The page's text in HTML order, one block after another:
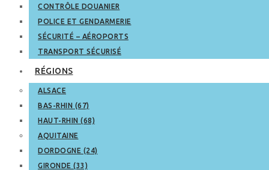
CONTRÔLE DOUANIER
POLICE ET GENDARMERIE
SÉCURITÉ – AÉROPORTS
TRANSPORT SÉCURISÉ
RÉGIONS
ALSACE
BAS-RHIN (67)
HAUT-RHIN (68)
AQUITAINE
DORDOGNE (24)
GIRONDE (33)